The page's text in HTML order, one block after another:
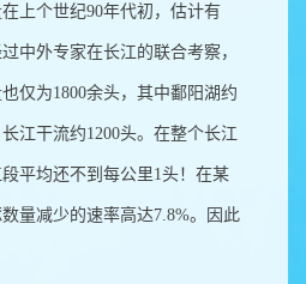
上个世纪90年代初，估计有
中外专家在长江的联合考察，
仅为1800余头，其中鄱阳湖约
江干流约1200头。在整个长江
平均还不到每公里1 头！在某
量减少的速率高达7.8%。因此